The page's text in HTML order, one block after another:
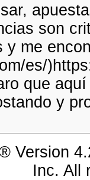
son
y me
es/
que
y
Version
Inc. All